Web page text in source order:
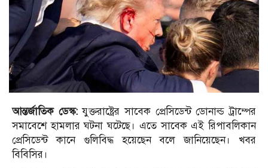
আন্তর্জাতিক ডেস্ক:যুক্তরাষ্ট্রের সাবেক প্রেসিডেন্ট ডোনাল্ড ট্রাম্পের
সমাবেশে হামলার ঘটনা ঘটেছে। এতে সাবেক এই রিপাবলিকান
প্রেসিডেন্ট কানে গুলিবিদ্ধ হয়েছেন বলে জানিয়েছেন। খবর
বিবিসির।